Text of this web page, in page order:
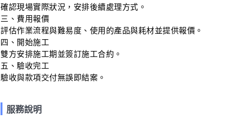
確認現場實際狀況，安排後續處理方式。
三、費用報價
評估作業流程與難易度、使用的產品與耗材並提供報價。
四、開始施工
雙方安排施工期並簽訂施工合約。
五、驗收完工
驗收與款項交付無誤即結案。
服務說明